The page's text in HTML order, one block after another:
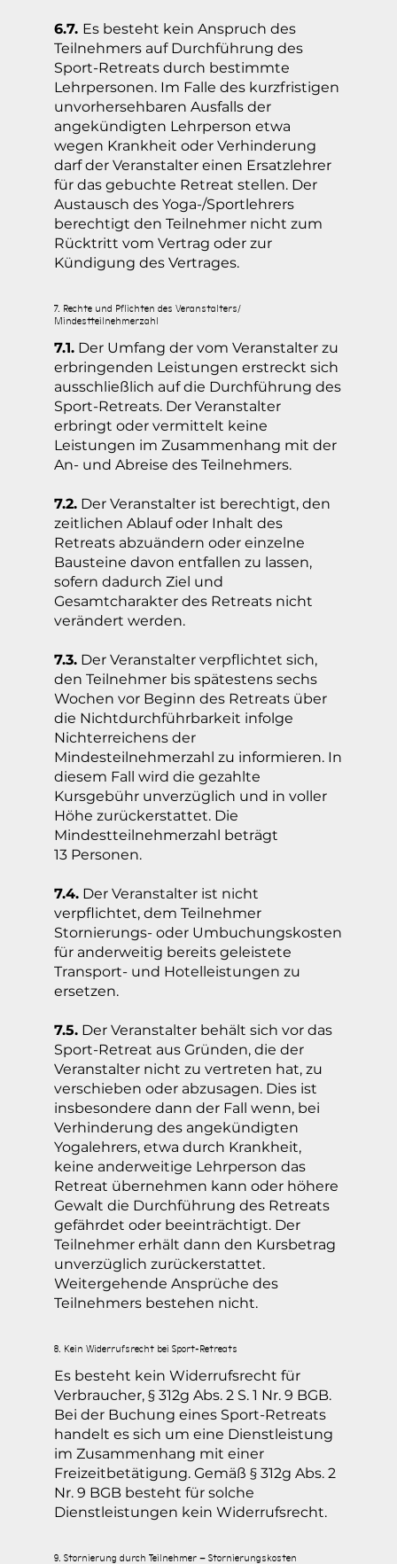
6.7. Es besteht kein Anspruch des
Teilnehmers auf Durchführung des
Sport-Retreats durch bestimmte
Lehrpersonen. Im Falle des kurzfristigen
unvorhersehbaren Ausfalls der
angekündigten Lehrperson etwa
wegen Krankheit oder Verhinderung
darf der Veranstalter einen Ersatzlehrer
für das gebuchte Retreat stellen. Der
Austausch des Yoga-/Sportlehrers
berechtigt den Teilnehmer nicht zum
Rücktritt vom Vertrag oder zur
Kündigung des Vertrages.
7. Rechte und Pflichten des Veranstalters/
Mindestteilnehmerzahl
7.1. Der Umfang der vom Veranstalter zu
erbringenden Leistungen erstreckt sich
ausschließlich auf die Durchführung des
Sport-Retreats. Der Veranstalter
erbringt oder vermittelt keine
Leistungen im Zusammenhang mit der
An- und Abreise des Teilnehmers.
7.2. Der Veranstalter ist berechtigt, den
zeitlichen Ablauf oder Inhalt des
Retreats abzuändern oder einzelne
Bausteine davon entfallen zu lassen,
sofern dadurch Ziel und
Gesamtcharakter des Retreats nicht
verändert werden.
7.3. Der Veranstalter verpflichtet sich,
den Teilnehmer bis spätestens sechs
Wochen vor Beginn des Retreats über
die Nichtdurchführbarkeit infolge
Nichterreichens der
Mindesteilnehmerzahl zu informieren. In
diesem Fall wird die gezahlte
Kursgebühr unverzüglich und in voller
Höhe zurückerstattet. Die
Mindestteilnehmerzahl beträgt
13 Personen.
7.4. Der Veranstalter ist nicht
verpflichtet, dem Teilnehmer
Stornierungs- oder Umbuchungskosten
für anderweitig bereits geleistete
Transport- und Hotelleistungen zu
ersetzen.
7.5. Der Veranstalter behält sich vor das
Sport-Retreat aus Gründen, die der
Veranstalter nicht zu vertreten hat, zu
verschieben oder abzusagen. Dies ist
insbesondere dann der Fall wenn, bei
Verhinderung des angekündigten
Yogalehrers, etwa durch Krankheit,
keine anderweitige Lehrperson das
Retreat übernehmen kann oder höhere
Gewalt die Durchführung des Retreats
gefährdet oder beeinträchtigt. Der
Teilnehmer erhält dann den Kursbetrag
unverzüglich zurückerstattet.
Weitergehende Ansprüche des
Teilnehmers bestehen nicht.
8. Kein Widerrufsrecht bei Sport-Retreats
Es besteht kein Widerrufsrecht für
Verbraucher, § 312g Abs. 2 S. 1 Nr. 9 BGB.
Bei der Buchung eines Sport-Retreats
handelt es sich um eine Dienstleistung
im Zusammenhang mit einer
Freizeitbetätigung. Gemäß § 312g Abs. 2
Nr. 9 BGB besteht für solche
Dienstleistungen kein Widerrufsrecht.
9. Stornierung durch Teilnehmer – Stornierungskosten